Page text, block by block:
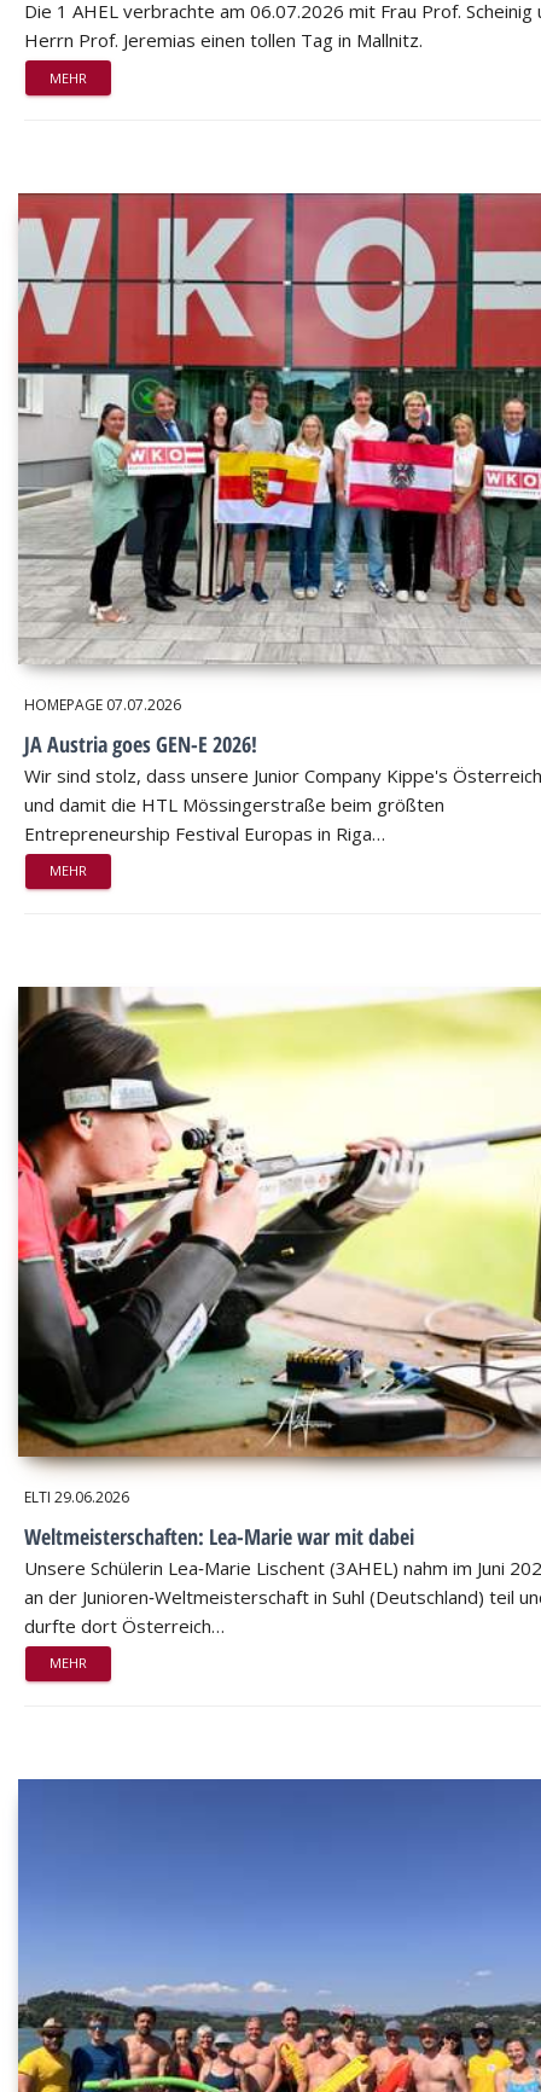
Die 1 AHEL verbrachte am 06.07.2026 mit Frau Prof. Scheinig
Herrn Prof. Jeremias einen tollen Tag in Mallnitz.
MEHR
HOMEPAGE 07.07.2026
JA Austria goes GEN-E 2026!
Wir sind stolz, dass unsere Junior Company Kippe's Österreich
und damit die HTL Mössingerstraße beim größten
Entrepreneurship Festival Europas in Riga…
MEHR
ELTI 29.06.2026
Weltmeisterschaften: Lea-Marie war mit dabei
Unsere Schülerin Lea‑Marie Lischent (3AHEL) nahm im Juni
an der Junioren‑Weltmeisterschaft in Suhl (Deutschland) teil
durfte dort Österreich…
MEHR